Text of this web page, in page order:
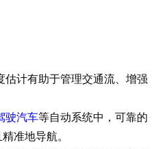
估计有助于管理交通流、增强
驶汽车等自动系统中，可靠的
准地导航。